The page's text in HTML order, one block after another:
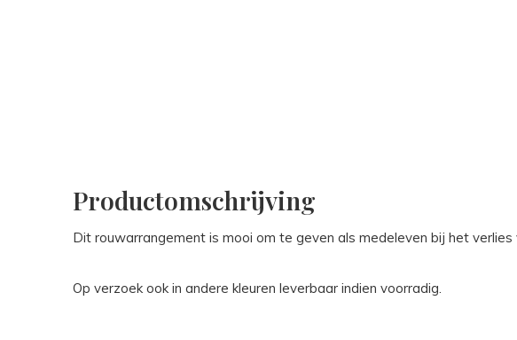
Productomschrijving
Dit rouwarrangement is mooi om te geven als medeleven bij het verlies
Op verzoek ook in andere kleuren leverbaar indien voorradig.